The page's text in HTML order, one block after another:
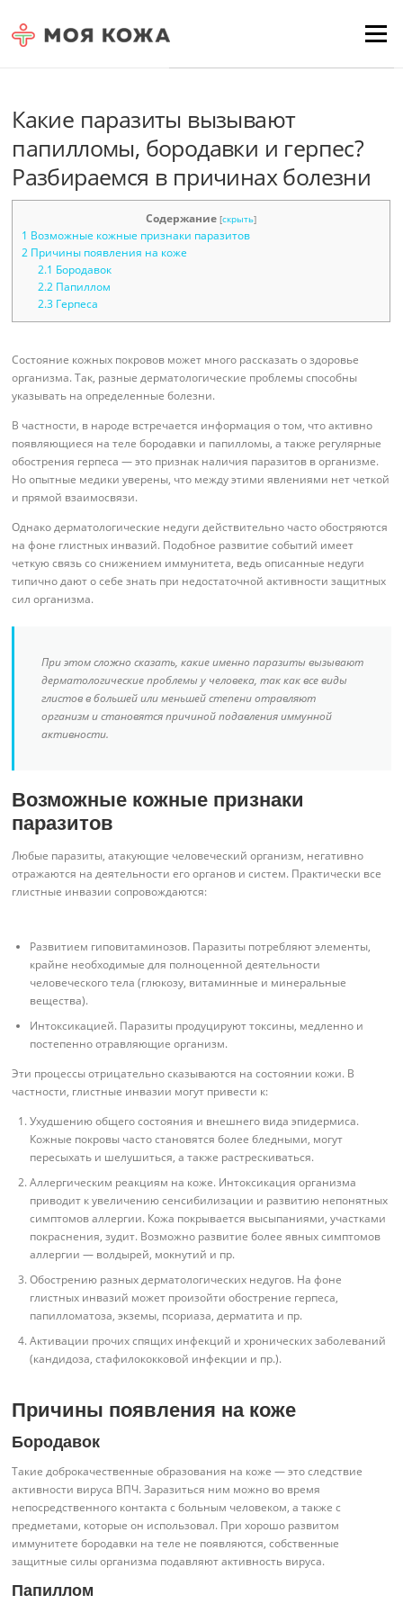
Menu
Какие паразиты вызывают
папилломы, бородавки и герпес?
Разбираемся в причинах болезни
Содержание [скрыть]
1 Возможные кожные признаки паразитов
2 Причины появления на коже
2.1 Бородавок
2.2Папиллом
2.3Герпеса
Состояние кожных покровов может много рассказать о здоровье
организма. Так, разные дерматологические проблемы способны
указывать на определенные болезни.
В частности, в народе встречается информация о том, что активно
появляющиеся на теле бородавки и папилломы, а также регулярные
обострения герпеса — это признак наличия паразитов в организме.
Но опытные медики уверены, что между этими явлениями нет четкой
и прямой взаимосвязи.
Однако дерматологические недуги действительно часто обостряются
на фоне глистных инвазий. Подобное развитие событий имеет
четкую связь со снижением иммунитета, ведь описанные недуги
типично дают о себе знать при недостаточной активности защитных
сил организма.
При этом сложно сказать, какие именно паразиты вызывают
дерматологические проблемы у человека, так как все виды
глистов в большей или меньшей степени отравляют
организм и становятся причиной подавления иммунной
активности.
Возможные кожные признаки
паразитов
Любые паразиты, атакующие человеческий организм, негативно
отражаются на деятельности его органов и систем. Практически все
глистные инвазии сопровождаются:
Развитием гиповитаминозов. Паразиты потребляют элементы,
крайне необходимые для полноценной деятельности
человеческого тела (глюкозу, витаминные и минеральные
вещества).
Интоксикацией. Паразиты продуцируют токсины, медленно и
постепенно отравляющие организм.
Эти процессы отрицательно сказываются на состоянии кожи. В
частности, глистные инвазии могут привести к:
Ухудшению общего состояния и внешнего вида эпидермиса.
Кожные покровы часто становятся более бледными, могут
пересыхать и шелушиться, а также растрескиваться.
Аллергическим реакциям на коже. Интоксикация организма
приводит к увеличению сенсибилизации и развитию непонятных
симптомов аллергии. Кожа покрывается высыпаниями, участками
покраснения, зудит. Возможно развитие более явных симптомов
аллергии — волдырей, мокнутий и пр.
Обострению разных дерматологических недугов. На фоне
глистных инвазий может произойти обострение герпеса,
папилломатоза, экземы, псориаза, дерматита и пр.
Активации прочих спящих инфекций и хронических заболеваний
(кандидоза, стафилококковой инфекции и пр.).
Причины появления на коже
Бородавок
Такие доброкачественные образования на коже — это следствие
активности вируса ВПЧ. Заразиться ним можно во время
непосредственного контакта с больным человеком, а также с
предметами, которые он использовал. При хорошо развитом
иммунитете бородавки на теле не появляются, собственные
защитные силы организма подавляют активность вируса.
Папиллом
Для любых предложений по